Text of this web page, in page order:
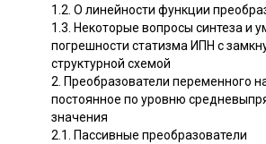
1.2. О линейности функции
1.3. Некоторые вопросы синтеза и
погрешности статизма ИПН с
структурной схемой
2. Преобразователи переменного
постоянное по уровню
значения
2.1. Пассивные преобразователи